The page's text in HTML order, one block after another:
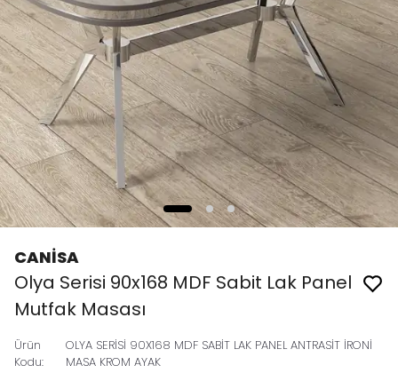
CANİSA
Olya Serisi 90x168 MDF Sabit Lak Panel
Mutfak Masası
Ürün
Kodu:
OLYA SERİSİ 90X168 MDF SABİT LAK PANEL ANTRASİT İRONİ
MASA KROM AYAK